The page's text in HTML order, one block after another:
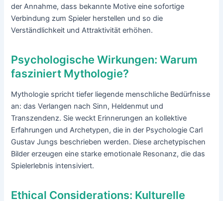
der Annahme, dass bekannte Motive eine sofortige
Verbindung zum Spieler herstellen und so die
Verständlichkeit und Attraktivität erhöhen.
Psychologische Wirkungen: Warum
fasziniert Mythologie?
Mythologie spricht tiefer liegende menschliche Bedürfnisse
an: das Verlangen nach Sinn, Heldenmut und
Transzendenz. Sie weckt Erinnerungen an kollektive
Erfahrungen und Archetypen, die in der Psychologie Carl
Gustav Jungs beschrieben werden. Diese archetypischen
Bilder erzeugen eine starke emotionale Resonanz, die das
Spielerlebnis intensiviert.
Ethical Considerations: Kulturelle